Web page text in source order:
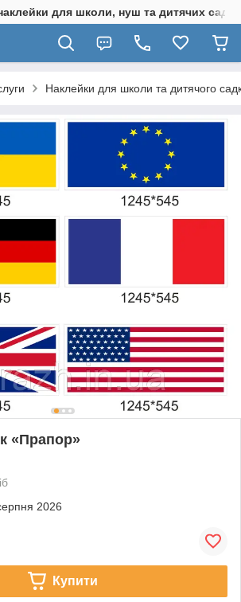
для школи, нуш та дитячих
Наклейки для школи та дитячого
«Прапор»
2026
Купити